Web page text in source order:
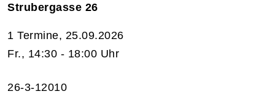
Strubergasse 26
1 Termine, 25.09.2026
Fr., 14:30 - 18:00 Uhr
26-3-12010